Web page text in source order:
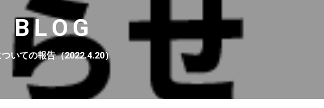
BLOG
いての報告（2022.4.20）